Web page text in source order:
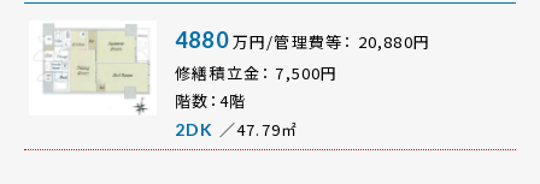
4880万円/管理費等： 20,880円
修繕積立金： 7,500円
階数：4階
2DK ／47.79㎡